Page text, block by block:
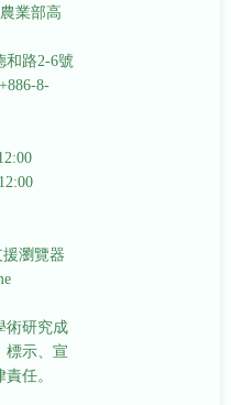
業部高
和路2-6號
8-
援瀏覽器
術研究成
標示、宣
任。